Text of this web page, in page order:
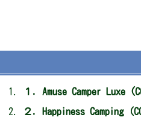
１．Amuse Camper Luxe
２．Happiness Camping（